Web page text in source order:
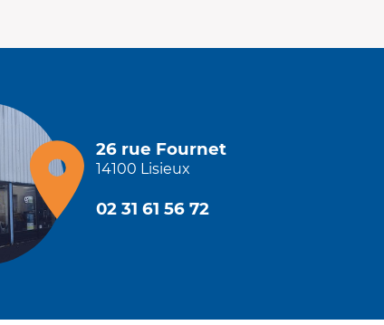
26 rue Fournet
14100 Lisieux
02 31 61 56 72